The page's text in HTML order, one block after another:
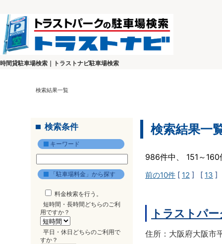
時間貸駐車場検索｜トラストナビ駐車場検索
検索結果一覧
検索条件
キーワード
「駐車場料金」から探す
料金検索を行う。
短時間・長時間どちらのご利
用ですか？
平日・休日どちらのご利用で
すか？
検索結果一
986件中、 151～
前の10件 [ 12 ] [ 13 ]
トラストパ
住所：大阪府大阪市